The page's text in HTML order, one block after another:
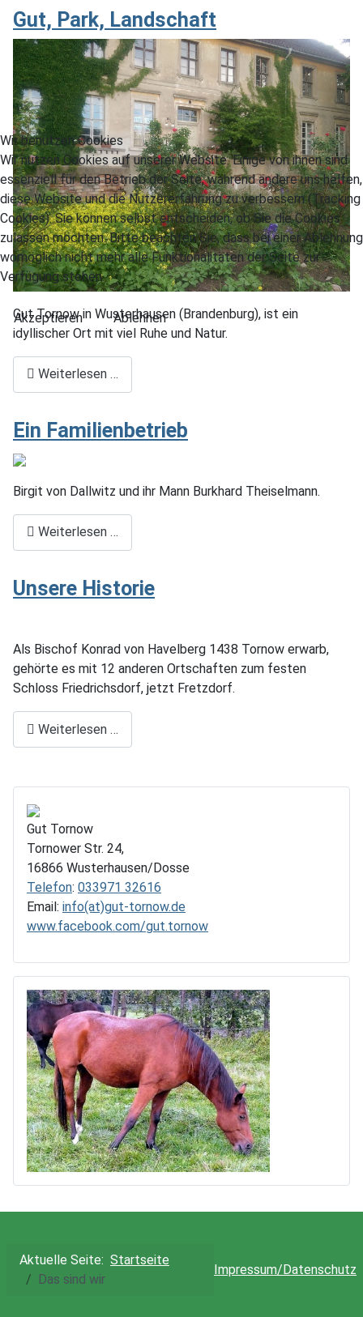
Gut, Park, Landschaft
Gut Tornow in Wusterhausen (Brandenburg), ist ein
idyllischer Ort mit viel Ruhe und Natur.
Weiterlesen …
Ein Familienbetrieb
Birgit von Dallwitz und ihr Mann Burkhard Theiselmann.
Weiterlesen …
Unsere Historie
Als Bischof Konrad von Havelberg 1438 Tornow erwarb,
gehörte es mit 12 anderen Ortschaften zum festen
Schloss Friedrichsdorf, jetzt Fretzdorf.
Weiterlesen …
Gut Tornow
Tornower Str. 24,
16866 Wusterhausen/Dosse
Telefon: 033971 32616
Email: info(at)gut-tornow.de
www.facebook.com/gut.tornow
Aktuelle Seite: Startseite
Das sind wir
Impressum/Datenschutz
Wir benutzen Cookies
Wir nutzen Cookies auf unserer Website. Einige von ihnen sind
essenziell für den Betrieb der Seite, während andere uns helfen,
diese Website und die Nutzererfahrung zu verbessern (Tracking
Cookies). Sie können selbst entscheiden, ob Sie die Cookies
zulassen möchten. Bitte beachten Sie, dass bei einer Ablehnung
womöglich nicht mehr alle Funktionalitäten der Seite zur
Verfügung stehen.
Akzeptieren Ablehnen